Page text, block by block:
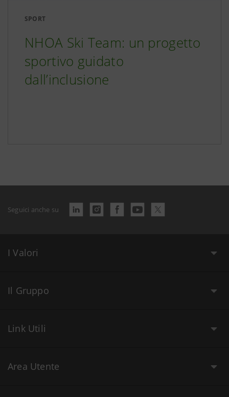
SPORT
NHOA Ski Team: un progetto
sportivo guidato
dall’inclusione
Seguici anche su
I Valori
Il Gruppo
Link Utili
Area Utente